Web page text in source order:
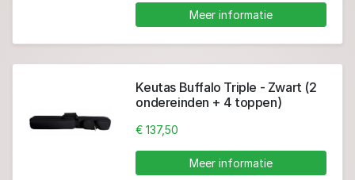
Meer informatie
Keutas Buffalo Triple - Zwart (2
ondereinden + 4 toppen)
€ 137,50
Meer informatie